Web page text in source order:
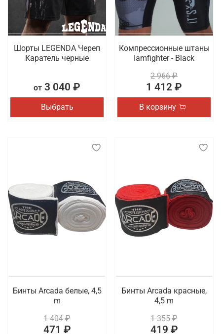
Шорты LEGENDA Череп
Каратель черные
от 3 040 ₽
Выбрать
Компрессионные штаны
Iamfighter - Black
2 966 ₽
1 412 ₽
В корзину
Бинты Arcada белые, 4,5
m
1 404 ₽
471 ₽
Бинты Arcada красные,
4,5 m
1 355 ₽
419 ₽